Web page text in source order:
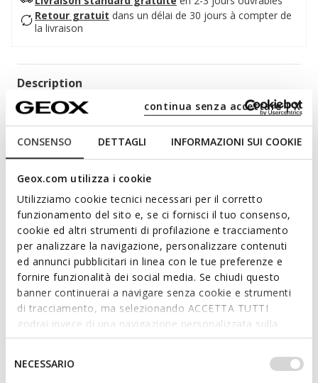
CONSENSO DETTAGLI INFORMAZIONI SUI COOKIE
Geox.com utilizza i cookie
Utilizziamo cookie tecnici necessari per il corretto
funzionamento del sito e, se ci fornisci il tuo consenso,
cookie ed altri strumenti di profilazione e tracciamento
per analizzare la navigazione, personalizzare contenuti
ed annunci pubblicitari in linea con le tue preferenze e
fornire funzionalità dei social media. Se chiudi questo
banner continuerai a navigare senza cookie e strumenti
di tracciamento, ma selezionando ACCETTA TUTTI
godrai invece di una navigazione personalizzata sulla
base dei tuoi gusti ed interessi. Selezionando
IMPOSTAZIONI potrai anche scegliere quali cookies ed
altri strumenti di tracciamento autorizzare. Per maggiori
NECESSARIO
continua senza accettare | X
Retour gratuit dans un délai de 30 jours à compter de
la livraison
Description
Sandales hybrides pour femme au design bicolore,
confortables et respirantes.Exaltées par un ADN
contemporain, les sandales Gardenia affichent un look
synonyme de bien-être enrichi par une confortable semelle
compensée et par une bride réglable pratique à la cheville. La
ligne blanche au centre bénéficient du charme indémodable
du noir & blanc.
CODE PRODUIT:D02HBC00021C9999
Lire plus
Caractéristiques
En achetant ce produit, vous soutenez les
tanneries certifiées Leather Working Group